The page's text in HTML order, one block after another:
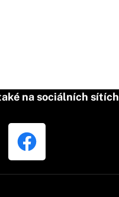
na sociálních sítích